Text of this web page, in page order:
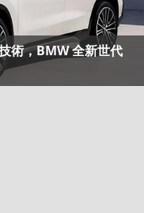
術，BMW 全新世代